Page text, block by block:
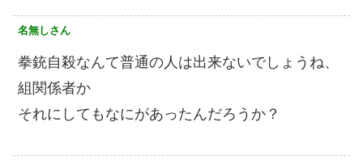
名無しさん
拳銃自殺なんて普通の人は出来ないでしょうね、
組関係者か
それにしてもなにがあったんだろうか？